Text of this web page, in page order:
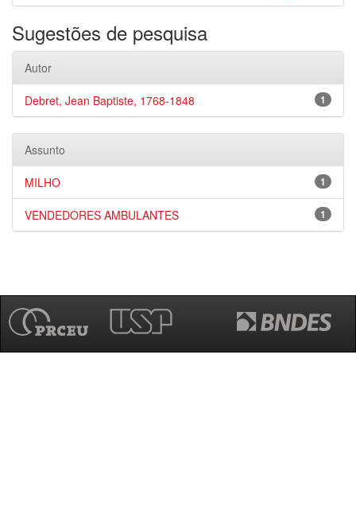
Sugestões de pesquisa
Autor
1
Debret, Jean Baptiste, 1768-1848
Assunto
1
MILHO
1
VENDEDORES AMBULANTES